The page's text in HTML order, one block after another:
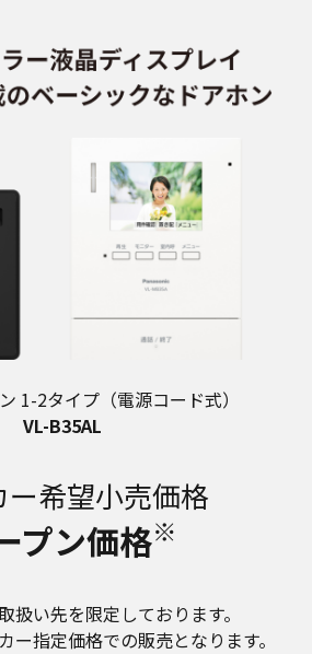
1-2タイプ（電源コード式）
VL-B35AL
ー希望小売価格
プン価格※
扱い先を限定しております。
ー指定価格での販売となります。